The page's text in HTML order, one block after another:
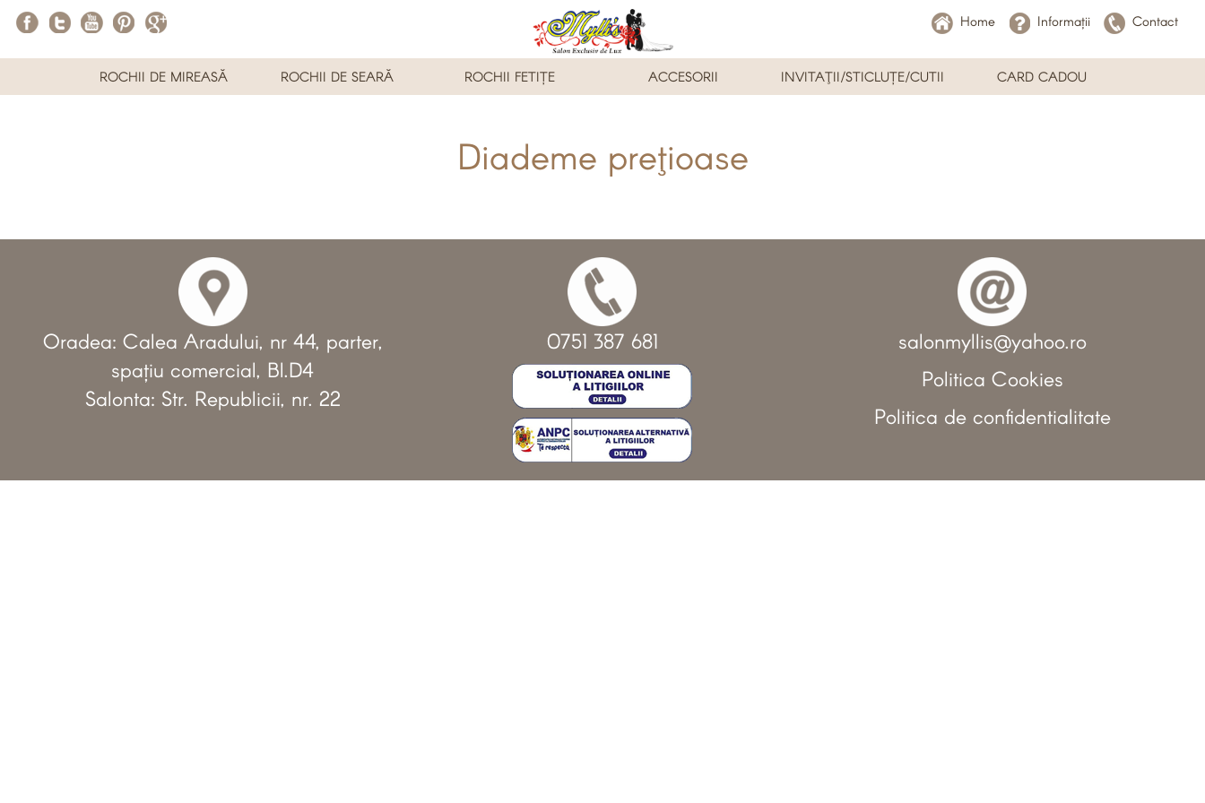
Home Informații Contact
ROCHII DE MIREASĂ ROCHII DE SEARĂ ROCHII FETIȚE ACCESORII INVITAŢII/STICLUȚE/CUTII CARD CADOU
Diademe preţioase
Oradea: Calea Aradului, nr 44, parter,
spațiu comercial, Bl.D4
Salonta: Str. Republicii, nr. 22
0751 387 681
salonmyllis@yahoo.ro
Politica Cookies
Politica de confidentialitate